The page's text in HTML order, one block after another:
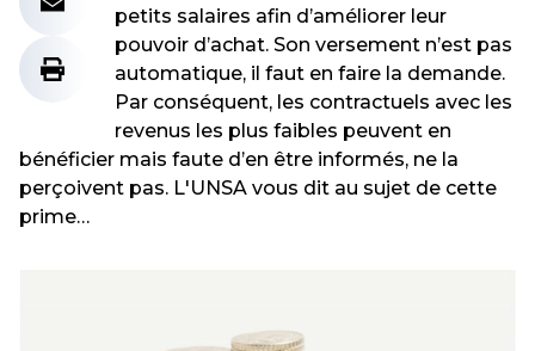
petits salaires afin d’améliorer leur
pouvoir d’achat. Son versement n’est pas
automatique, il faut en faire la demande.
Par conséquent, les contractuels avec les
revenus les plus faibles peuvent en
bénéficier mais faute d’en être informés, ne la
perçoivent pas. L'UNSA vous dit au sujet de cette
prime…